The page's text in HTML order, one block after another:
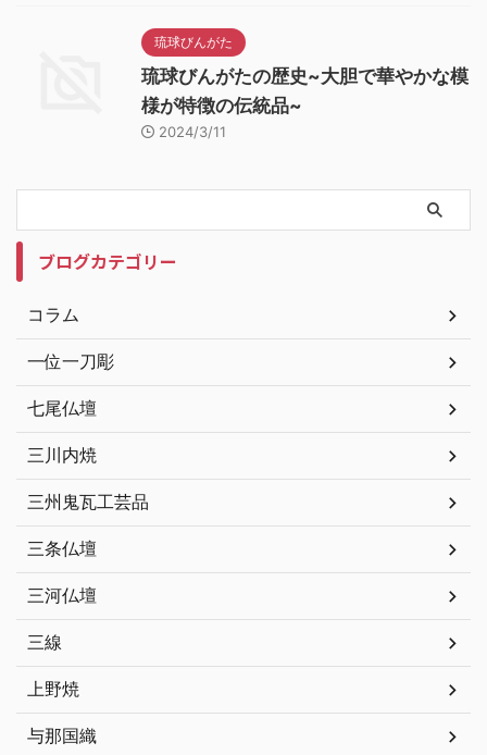
琉球びんがた
琉球びんがたの歴史~大胆で華やかな模
様が特徴の伝統品~
2024/3/11
ブログカテゴリー
コラム
一位一刀彫
七尾仏壇
三川内焼
三州鬼瓦工芸品
三条仏壇
三河仏壇
三線
上野焼
与那国織